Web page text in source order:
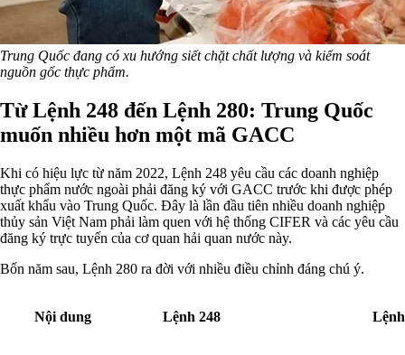
Trung Quốc đang có xu hướng siết chặt chất lượng và kiểm soát
nguồn gốc thực phẩm.
Từ Lệnh 248 đến Lệnh 280: Trung Quốc
muốn nhiều hơn một mã GACC
Khi có hiệu lực từ năm 2022, Lệnh 248 yêu cầu các doanh nghiệp
thực phẩm nước ngoài phải đăng ký với GACC trước khi được phép
xuất khẩu vào Trung Quốc. Đây là lần đầu tiên nhiều doanh nghiệp
thủy sản Việt Nam phải làm quen với hệ thống CIFER và các yêu cầu
đăng ký trực tuyến của cơ quan hải quan nước này.
Bốn năm sau, Lệnh 280 ra đời với nhiều điều chỉnh đáng chú ý.
Nội dung Lệnh 248